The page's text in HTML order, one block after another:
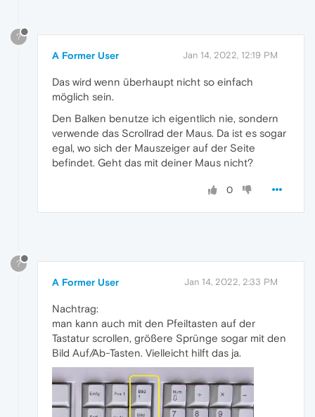
?
A Former User Jan 14, 2022, 12:19 PM
Das wird wenn überhaupt nicht so einfach
möglich sein.
Den Balken benutze ich eigentlich nie, sondern
verwende das Scrollrad der Maus. Da ist es sogar
egal, wo sich der Mauszeiger auf der Seite
befindet. Geht das mit deiner Maus nicht?
0
?
A Former User Jan 14, 2022, 2:33 PM
Nachtrag:
man kann auch mit den Pfeiltasten auf der
Tastatur scrollen, größere Sprünge sogar mit den
Bild Auf/Ab-Tasten. Vielleicht hilft das ja.